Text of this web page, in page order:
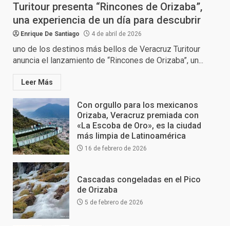
Turitour presenta “Rincones de Orizaba”,
una experiencia de un día para descubrir
Enrique De Santiago 4 de abril de 2026
uno de los destinos más bellos de Veracruz Turitour
anuncia el lanzamiento de “Rincones de Orizaba”, un...
Leer Más
Con orgullo para los mexicanos
Orizaba, Veracruz premiada con
«La Escoba de Oro», es la ciudad
más limpia de Latinoamérica
16 de febrero de 2026
Cascadas congeladas en el Pico
de Orizaba
5 de febrero de 2026